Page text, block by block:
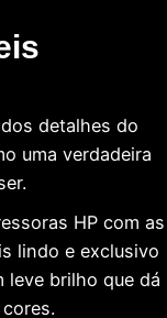
detalhes do
uma verdadeira
HP com as
lindo e exclusivo
leve brilho que dá